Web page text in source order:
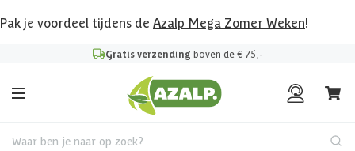
Pak je voordeel tijdens de Azalp Mega Zomer Weken!
Gratis verzending boven de € 75,-
Waar ben je naar op zoek?